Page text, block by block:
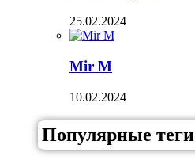
25.02.2024
Mir M
10.02.2024
Популярные теги